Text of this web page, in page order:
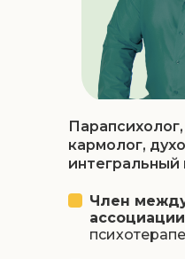
Член
кармолог,
интегральный